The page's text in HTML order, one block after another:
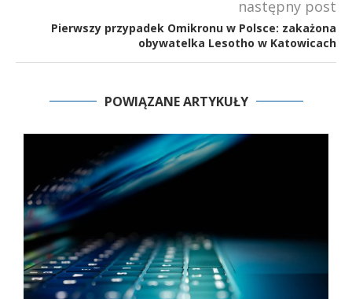
następny post
Pierwszy przypadek Omikronu w Polsce: zakażona
obywatelka Lesotho w Katowicach
POWIĄZANE ARTYKUŁY